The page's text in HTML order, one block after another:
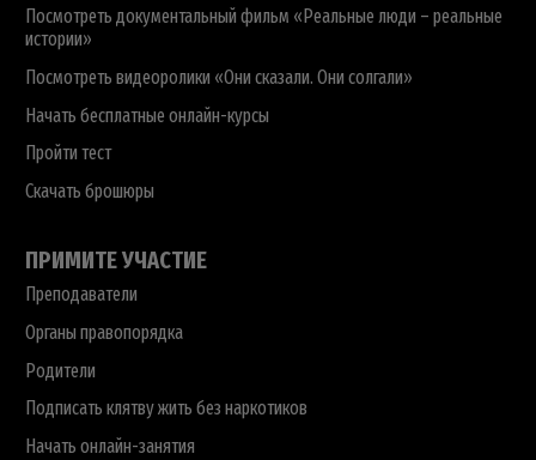
Посмотреть документальный фильм «Реальные люди – реальные
истории»
Посмотреть видеоролики «Они сказали. Они солгали»
Начать бесплатные онлайн-курсы
Пройти тест
Скачать брошюры
ПРИМИТЕ УЧАСТИЕ
Преподаватели
Органы правопорядка
Родители
Подписать клятву жить без наркотиков
Начать онлайн-занятия